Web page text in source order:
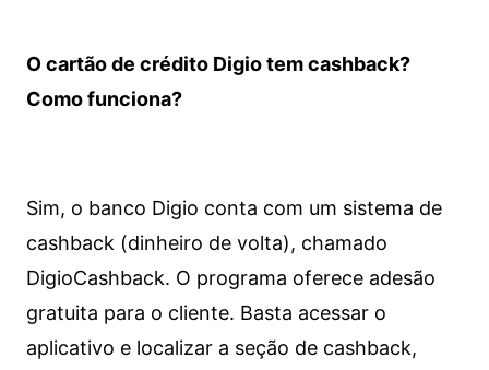
O cartão de crédito Digio tem cashback?
Como funciona?
Sim, o banco Digio conta com um sistema de
cashback (dinheiro de volta), chamado
DigioCashback. O programa oferece adesão
gratuita para o cliente. Basta acessar o
aplicativo e localizar a seção de cashback,